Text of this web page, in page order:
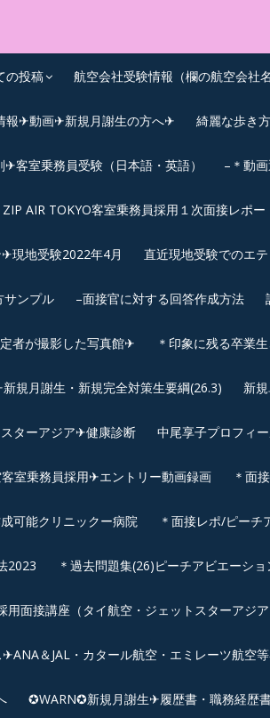
点数
の投稿 航空会社受験情報（欄の航空会社
報✈動画✈新規月謝生の方へ✈ 綺麗な歩き
客室乗務員受験（日本語・英語） –＊動
ZIP AIR TOKYO客室乗務員採用１次面接レポー
現地受験2022年4月 直近現地受験でのエ
サンプル –面接官に対する回答作成方法
者が撮影した写真館✈ ＊印象に残る卒業
規月謝生・新規完全対策生要綱(26.3) 新
ターアジア✈︎健康診断 中尾享子プロフィ
室乗務員採用✈エントリー動画録画 ＊面
可能クリニックー病院 ＊面接レポ/ピー
2023 ＊過去問題集(26)ピーチアビエーシ
面接講座（タイ航空・ジェットスターアジ
＆JAL・カタール航空・エミレーツ航空
✪WARN✪新規月謝生✈履歴書・職務経歴